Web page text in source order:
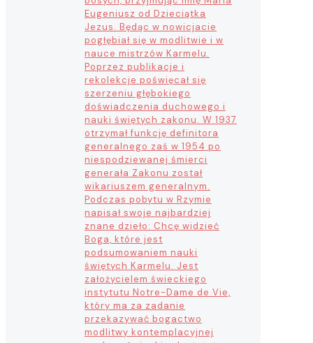
Eugeniusz od Dzieciątka
Jezus. Będąc w nowicjacie
pogłębiał się w modlitwie i w
nauce mistrzów Karmelu.
Poprzez publikacje i
rekolekcje poświęcał się
szerzeniu głębokiego
doświadczenia duchowego i
nauki świętych zakonu. W 1937
otrzymał funkcję definitora
generalnego zaś w 1954 po
niespodziewanej śmierci
generała Zakonu został
wikariuszem generalnym.
Podczas pobytu w Rzymie
napisał swoje najbardziej
znane dzieło: Chcę widzieć
Boga, które jest
podsumowaniem nauki
świętych Karmelu. Jest
założycielem świeckiego
instytutu Notre-Dame de Vie,
który ma za zadanie
przekazywać bogactwo
modlitwy kontemplacyjnej